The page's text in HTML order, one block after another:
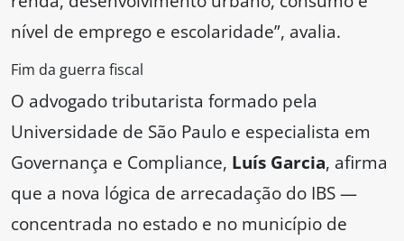
nível de emprego e escolaridade”, avalia.
Fim da guerra fiscal
O advogado tributarista formado pela
Universidade de São Paulo e especialista em
Governança e Compliance, Luís Garcia, afirma
que a nova lógica de arrecadação do IBS —
concentrada no estado e no município de